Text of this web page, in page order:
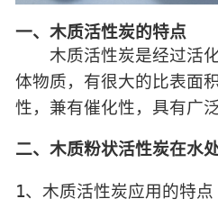
一、木质活性炭的特点
木质活性炭是经过活化
体物质，有很大的比表面
性，兼有催化性，具有广
二、木质粉状活性炭在水
1、木质活性炭应用的特点